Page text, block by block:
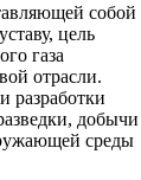
собой
цель
газа
отрасли.
разработки
добычи
среды